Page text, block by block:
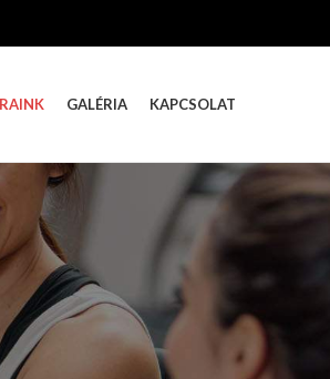
GALÉRIA KAPCSOLAT